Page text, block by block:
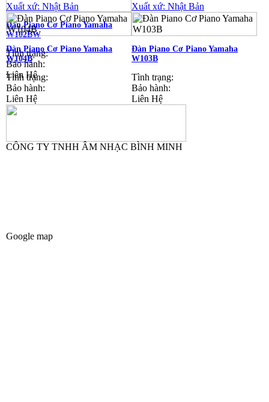
Đàn Piano Cơ Piano Yamaha
W102BW
Tình trạng:
Bảo hành:
Liên Hệ
Xuất xứ: Nhật Bản
Đàn Piano Cơ Piano Yamaha
W104B
Tình trạng:
Bảo hành:
Liên Hệ
Xuất xứ: Nhật Bản
Đàn Piano Cơ Piano Yamaha
W103B
Tình trạng:
Bảo hành:
Liên Hệ
CÔNG TY TNHH ÂM NHẠC BÌNH MINH
Google map